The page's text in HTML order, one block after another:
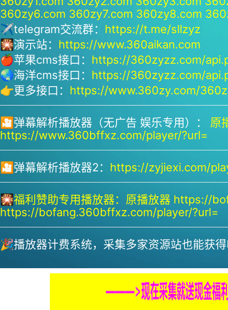
360zy6.com 360zy7.com 360zy8.com
✈telegram交流群： https://t.me/sllzyz
🎇演示站： https://www.360aikan.com
🍎苹果cms接口： https://360zyzz.com/
🌏海洋cms接口： https://360zyzz.com/
👉更多接口： https://www.360zy.com/
🎦弹幕解析播放器（无广告 娱乐专用）： 原
https://www.360bffxz.com/player/?url=
🎦弹幕解析播放器2： https://zyjiexi.com/
🎇福利赞助专用播放器： 原播放器 https://
https://bofang.360bffxz.com/player/?url=
🎉播放器计费系统，采集多家资源站也能获